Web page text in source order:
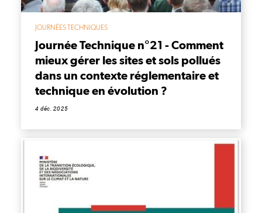
JOURNÉES TECHNIQUES
Journée Technique n°21 - Comment
mieux gérer les sites et sols pollués
dans un contexte réglementaire et
technique en évolution ?
4 déc. 2025